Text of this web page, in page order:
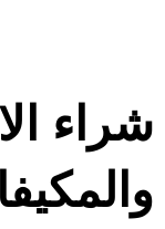
شراء